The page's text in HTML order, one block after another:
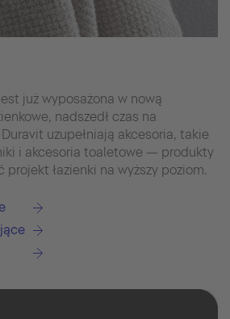
już wyposażona w nową
nadszedł czas na
uzupełniają akcesoria, takie
i akcesoria toaletowe — produkty
łazienki na wyższy poziom.